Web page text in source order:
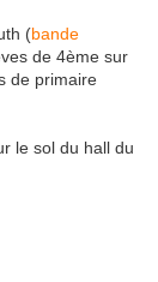
(bande
de 4ème sur
de primaire
le sol du hall du